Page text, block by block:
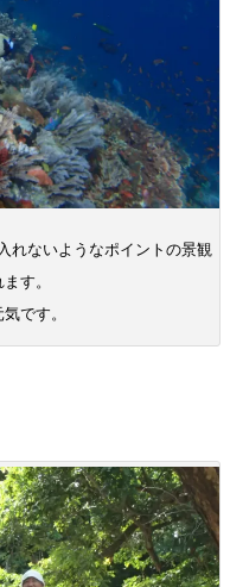
れないようなポイントの景観
す。
です。